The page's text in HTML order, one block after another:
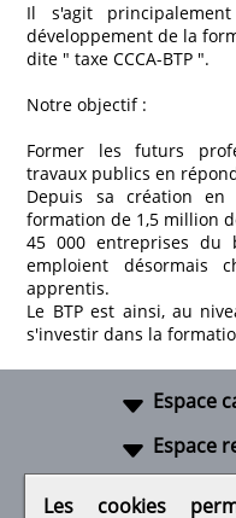
Il s'agit
développement de la
dite " taxe CCCA-BTP ".
Notre objectif :
Former les futurs
travaux publics en
Depuis sa création en
formation de 1,5 million
45 000 entreprises du
emploient désormais
apprentis.
Le BTP est ainsi, au
s'investir dans la
Espace
Espace
Les cookies